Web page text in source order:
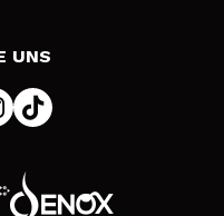
UNS